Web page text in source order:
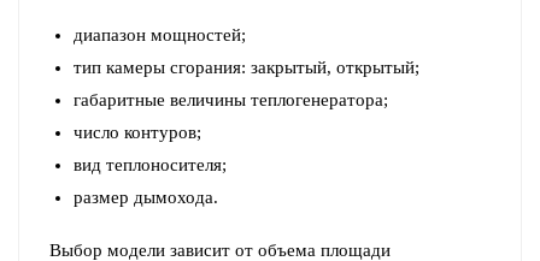
диапазон мощностей;
тип камеры сгорания: закрытый, открытый;
габаритные величины теплогенератора;
число контуров;
вид теплоносителя;
размер дымохода.
Выбор модели зависит от объема площади